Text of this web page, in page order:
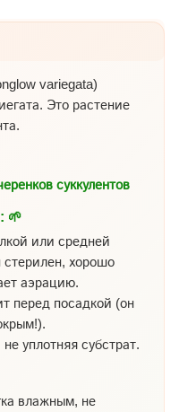
variegata)
Это растение
суккулентов
🌱
или средней
хорошо
аэрацию.
перед посадкой (он
не уплотняя субстрат.
влажным, не